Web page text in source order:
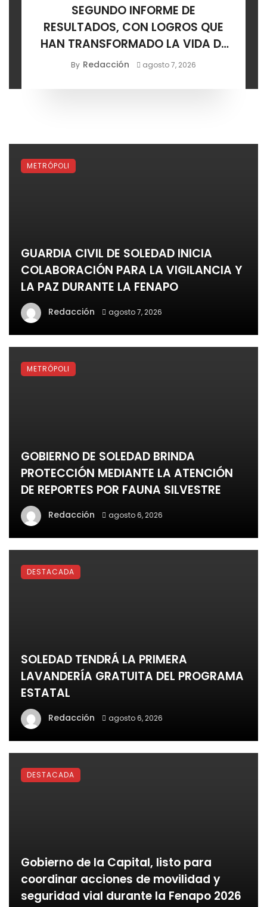
SEGUNDO INFORME DE
RESULTADOS, CON LOGROS QUE
HAN TRANSFORMADO LA VIDA DE
LOS SOLEDENSES: JUAN MANUEL
By Redacción agosto 7, 2026
GUARDIA CIVIL DE SOLEDAD INICIA
COLABORACIÓN PARA LA VIGILANCIA Y
LA PAZ DURANTE LA FENAPO
Redacción agosto 7, 2026
METRÓPOLI
GOBIERNO DE SOLEDAD BRINDA
PROTECCIÓN MEDIANTE LA ATENCIÓN
DE REPORTES POR FAUNA SILVESTRE
Redacción agosto 6, 2026
METRÓPOLI
SOLEDAD TENDRÁ LA PRIMERA
LAVANDERÍA GRATUITA DEL PROGRAMA
ESTATAL
Redacción agosto 6, 2026
DESTACADA
Gobierno de la Capital, listo para
coordinar acciones de movilidad y
seguridad vial durante la Fenapo 2026
DESTACADA